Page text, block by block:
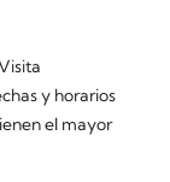
y horarios
el mayor